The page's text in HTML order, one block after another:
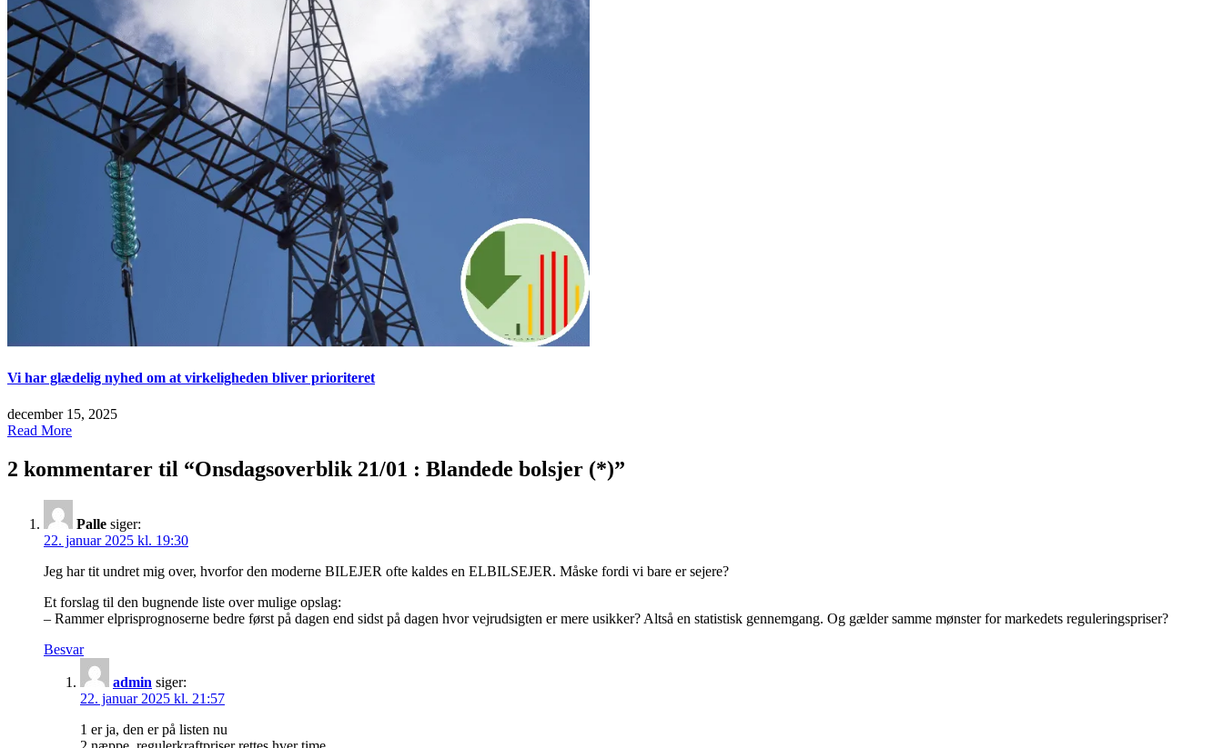
Vi har glædelig nyhed om at virkeligheden bliver prioriteret
december 15, 2025
Read More
2 kommentarer til “Onsdagsoverblik 21/01 : Blandede bolsjer (*)”
Palle siger:
22. januar 2025 kl. 19:30
Jeg har tit undret mig over, hvorfor den moderne BILEJER ofte kaldes en ELBILSEJER. Måske fordi vi bare er sejere?
Et forslag til den bugnende liste over mulige opslag:
– Rammer elprisprognoserne bedre først på dagen end sidst på dagen hvor vejrudsigten er mere usikker? Altså en statistisk gennemgang. Og gælder samme mønster for markedets reguleringspriser?
Besvar
admin siger:
22. januar 2025 kl. 21:57
1 er ja, den er på listen nu